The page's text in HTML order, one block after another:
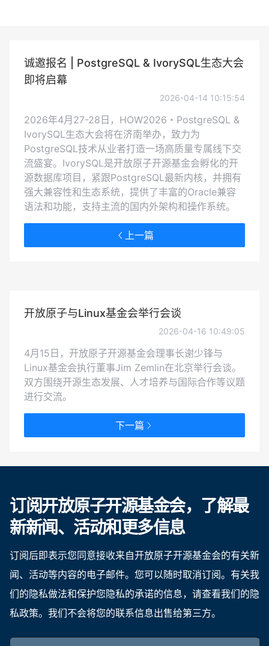
诚邀报名 | PostgreSQL & IvorySQL生态大会
即将启幕
2026-04-14 10:15:54
2026年4月27-28日，HOW2026・PostgreSQL &
IvorySQL生态大会将在济南举办，致力为
PostgreSQL技术从业者打造一场高质量专属线下交
流盛宴。IvorySQL是开放原子开源基金会孵化的开
源数据库项目，紧跟PostgreSQL最新内核，并拥有
强大兼容性和生态系统，提供了丰富的Oracle兼容
语法和功能，支持主流的国内外架构和操作系统。
上一篇
开放原子与Linux基金会举行会谈
2026-04-16 10:49:05
4月15日，开放原子开源基金会理事长谢少锋与
Linux基金会执行董事Jim Zemlin在北京举行会谈。
双方围绕开源生态发展、人才培养与国际合作等议题
进行交流。
下一篇
订阅开放原子开源基金会，了解最
新新闻、活动和更多信息
订阅后即表示您同意接收来自开放原子开源基金会的有关新
闻、活动等内容的电子邮件。您可以随时取消订阅。有关我
们的隐私做法和保护您隐私的承诺的信息，请查看我们的隐
私政策。我们不会将您的联系信息出售给第三方。